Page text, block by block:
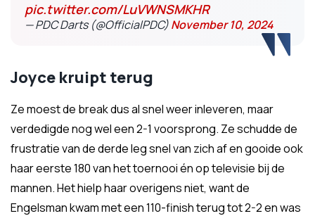
pic.twitter.com/LuVWNSMKHR
— PDC Darts (@OfficialPDC)November 10, 2024
Joyce kruipt terug
Ze moest de break dus al snel weer inleveren, maar
verdedigde nog wel een 2-1 voorsprong. Ze schudde de
frustratie van de derde leg snel van zich af en gooide ook
haar eerste 180 van het toernooi én op televisie bij de
mannen. Het hielp haar overigens niet, want de
Engelsman kwam met een 110-finish terug tot 2-2 en was